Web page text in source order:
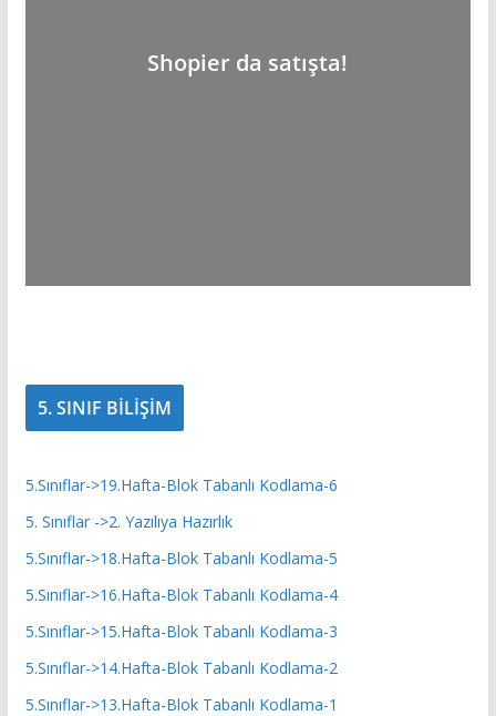
Shopier da satışta!
5. SINIF BİLİŞİM
5.Sınıflar->19.Hafta-Blok Tabanlı Kodlama-6
5. Sınıflar ->2. Yazılıya Hazırlık
5.Sınıflar->18.Hafta-Blok Tabanlı Kodlama-5
5.Sınıflar->16.Hafta-Blok Tabanlı Kodlama-4
5.Sınıflar->15.Hafta-Blok Tabanlı Kodlama-3
5.Sınıflar->14.Hafta-Blok Tabanlı Kodlama-2
5.Sınıflar->13.Hafta-Blok Tabanlı Kodlama-1